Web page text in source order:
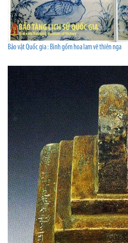
Bảo vật Quốc gia : Bình gốm hoa lam vẽ thiên nga